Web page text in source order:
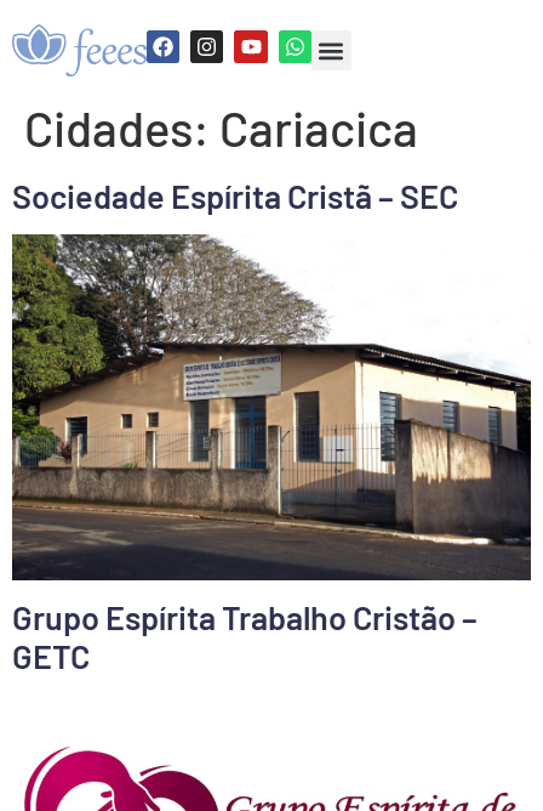
Cidades: Cariacica
Sociedade Espírita Cristã – SEC
Grupo Espírita Trabalho Cristão –
GETC